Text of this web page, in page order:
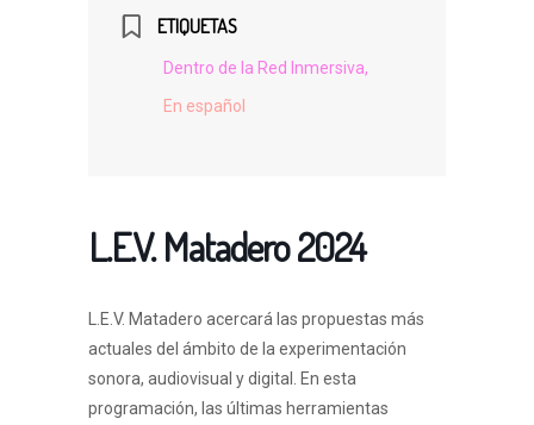
ETIQUETAS
Dentro de la Red Inmersiva,
En español
L.E.V. Matadero 2024
L.E.V. Matadero acercará las propuestas más
actuales del ámbito de la experimentación
sonora, audiovisual y digital. En esta
programación, las últimas herramientas